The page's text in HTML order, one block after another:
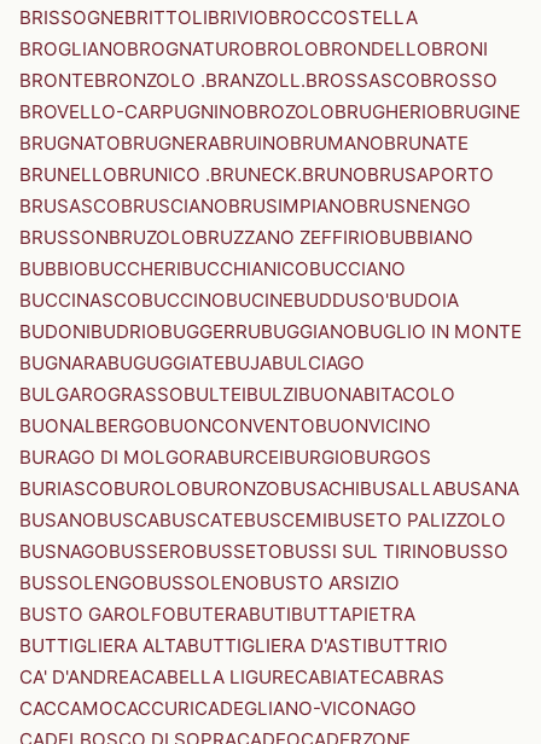
BRISSOGNEBRITTOLIBRIVIOBROCCOSTELLA
BROGLIANOBROGNATUROBROLOBRONDELLOBRONI
BRONTEBRONZOLO .BRANZOLL.BROSSASCOBROSSO
BROVELLO-CARPUGNINOBROZOLOBRUGHERIOBRUGINE
BRUGNATOBRUGNERABRUINOBRUMANOBRUNATE
BRUNELLOBRUNICO .BRUNECK.BRUNOBRUSAPORTO
BRUSASCOBRUSCIANOBRUSIMPIANOBRUSNENGO
BRUSSONBRUZOLOBRUZZANO ZEFFIRIOBUBBIANO
BUBBIOBUCCHERIBUCCHIANICOBUCCIANO
BUCCINASCOBUCCINOBUCINEBUDDUSO'BUDOIA
BUDONIBUDRIOBUGGERRUBUGGIANOBUGLIO IN MONTE
BUGNARABUGUGGIATEBUJABULCIAGO
BULGAROGRASSOBULTEIBULZIBUONABITACOLO
BUONALBERGOBUONCONVENTOBUONVICINO
BURAGO DI MOLGORABURCEIBURGIOBURGOS
BURIASCOBUROLOBURONZOBUSACHIBUSALLABUSANA
BUSANOBUSCABUSCATEBUSCEMIBUSETO PALIZZOLO
BUSNAGOBUSSEROBUSSETOBUSSI SUL TIRINOBUSSO
BUSSOLENGOBUSSOLENOBUSTO ARSIZIO
BUSTO GAROLFOBUTERABUTIBUTTAPIETRA
BUTTIGLIERA ALTABUTTIGLIERA D'ASTIBUTTRIO
CA' D'ANDREACABELLA LIGURECABIATECABRAS
CACCAMOCACCURICADEGLIANO-VICONAGO